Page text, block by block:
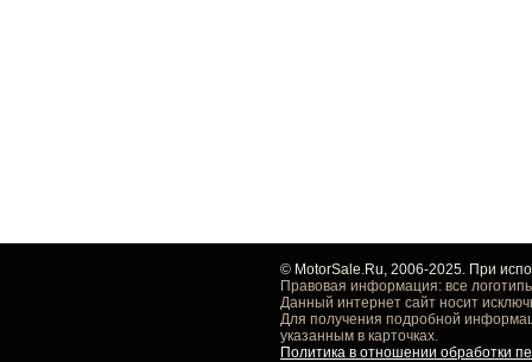
© MotorSale.Ru, 2006-2025. При
Правовая информация: все
Данный интернет сайт носит
Для получения подробной
указанным в карточках.
Политика в отношении обработки